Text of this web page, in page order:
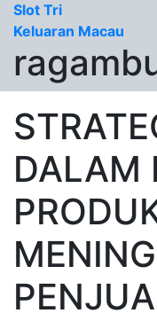
Slot Tri
Keluaran Macau
DALAM